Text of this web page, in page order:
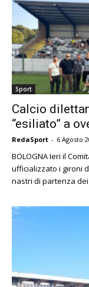
Sport
Calcio
“esiliato” a
RedaSport - 6 Agosto
BOLOGNA Ieri il
ufficializzato i gironi
nastri di partenza